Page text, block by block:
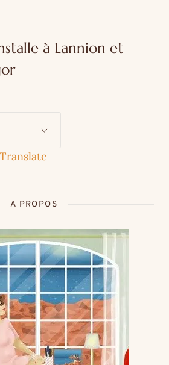
à Lannion et
Translate
A PROPOS